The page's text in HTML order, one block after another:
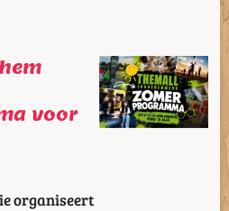
voor
organiseert